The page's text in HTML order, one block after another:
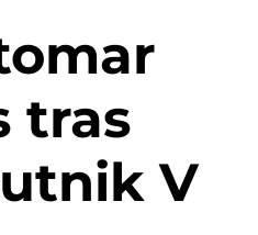
tras
V